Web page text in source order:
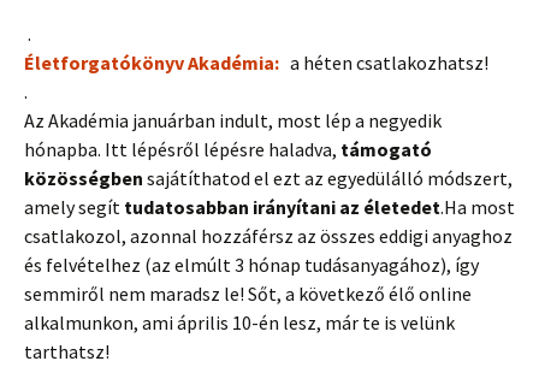
.
Életforgatókönyv Akadémia: a héten csatlakozhatsz!
.
Az Akadémia januárban indult, most lép a negyedik
hónapba. Itt lépésről lépésre haladva, támogató
közösségben sajátíthatod el ezt az egyedülálló módszert,
amely segít tudatosabban irányítani az életedet.Ha most
csatlakozol, azonnal hozzáférsz az összes eddigi anyaghoz
és felvételhez (az elmúlt 3 hónap tudásanyagához), így
semmiről nem maradsz le! Sőt, a következő élő online
alkalmunkon, ami április 10-én lesz, már te is velünk
tarthatsz!